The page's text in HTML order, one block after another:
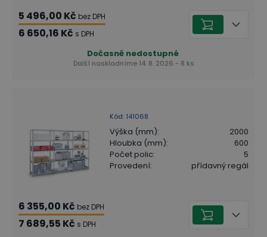
5 496,00 Kč bez DPH
6 650,16 Kč s DPH
Dočasně nedostupné
Další naskladníme 14. 8. 2026 - 8 ks
Kód: 141068
Výška (mm):
2000
Hloubka (mm):
600
Počet polic:
5
Provedení: přídavný regál
6 355,00 Kč bez DPH
7 689,55 Kč s DPH